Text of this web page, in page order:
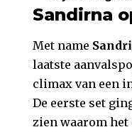
Sandirna
Met name
laatste
climax van een
De eerste set
zien waarom